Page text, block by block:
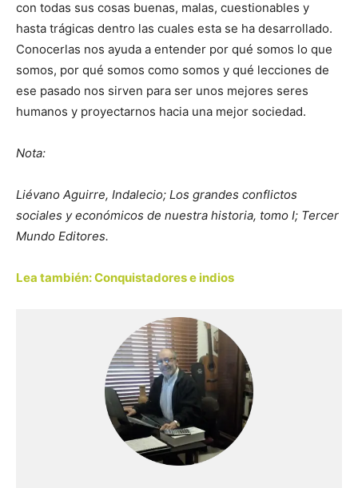
con todas sus cosas buenas, malas, cuestionables y
hasta trágicas dentro las cuales esta se ha desarrollado.
Conocerlas nos ayuda a entender por qué somos lo que
somos, por qué somos como somos y qué lecciones de
ese pasado nos sirven para ser unos mejores seres
humanos y proyectarnos hacia una mejor sociedad.
Nota:
Liévano Aguirre, Indalecio; Los grandes conflictos
sociales y económicos de nuestra historia, tomo I; Tercer
Mundo Editores.
Lea también: Conquistadores e indios